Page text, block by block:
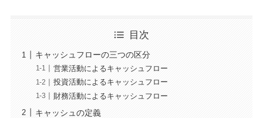
目次
キャッシュフローの三つの区分
営業活動によるキャッシュフロー
投資活動によるキャッシュフロー
財務活動によるキャッシュフロー
キャッシュの定義